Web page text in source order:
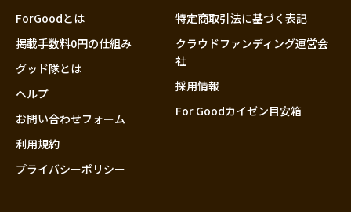
大分
ForGoodとは
掲載手数料0円の仕組み
グッド隊とは
ヘルプ
お問い合わせフォーム
利用規約
プライバシーポリシー
特定商取引法に基づく表記
クラウドファンディング運営会
社
採用情報
For Goodカイゼン目安箱